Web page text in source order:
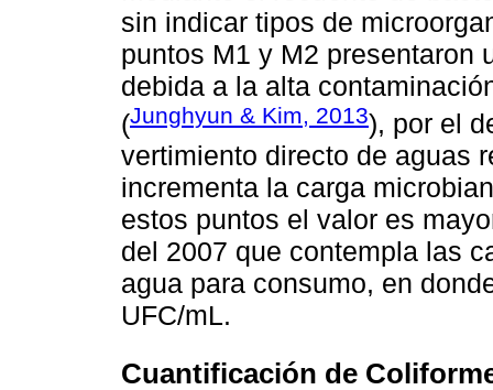
sin indicar tipos de
puntos M1 y M2 presentaron
debida a la alta
(Junghyun & Kim, 2013), por el
vertimiento directo de aguas
incrementa la carga
estos puntos el valor es
del 2007 que contempla las
agua para consumo, en
UFC/mL.
Cuantificación de